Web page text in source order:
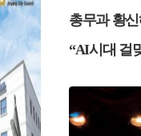
본문
총무과 황
“AI시대 걸